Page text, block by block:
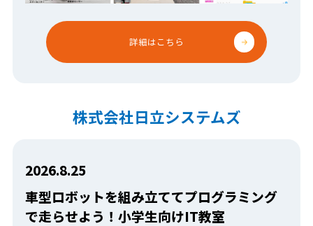
詳細はこちら
株式会社日立システムズ
2026.8.25
車型ロボットを組み立ててプログラミング
で走らせよう！小学生向けIT教室